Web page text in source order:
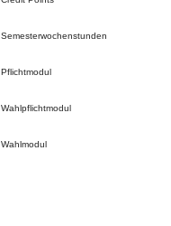
Semesterwochenstunden
Pflichtmodul
Wahlpflichtmodul
Wahlmodul